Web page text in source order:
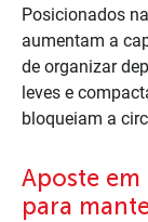
Posicionados
aumentam a
de organizar
leves e
bloqueiam a
Aposte
para